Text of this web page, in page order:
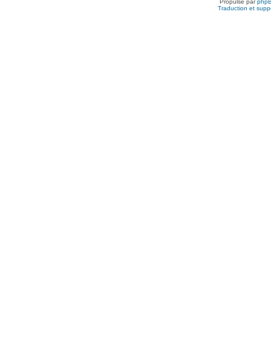
Propulsé par
Traduction et